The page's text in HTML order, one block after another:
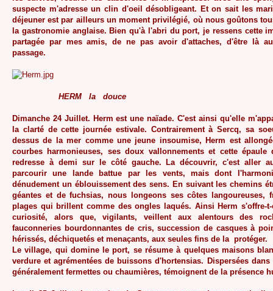
suspecte m'adresse un clin d'oeil désobligeant. Et on sait les
déjeuner est par ailleurs un moment privilégié, où nous goûtons
la gastronomie anglaise. Bien qu'à l'abri du port, je ressens cette
partagée par mes amis, de ne pas avoir d'attaches, d'être là
passage.
HERM la douce
Dimanche 24 Juillet. Herm est une naïade. C'est ainsi qu'elle
la clarté de cette journée estivale. Contrairement à Sercq, sa
dessus de la mer comme une jeune insoumise, Herm est
courbes harmonieuses, ses doux vallonnements et cette
redresse à demi sur le côté gauche. La découvrir, c'est aller
parcourir une lande battue par les vents, mais dont
dénudement un éblouissement des sens. En suivant les chemins
géantes et de fuchsias, nous longeons ses côtes langoureuses,
plages qui brillent comme des ongles laqués. Ainsi Herm s'offre-
curiosité, alors que, vigilants, veillent aux alentours des
fauconneries bourdonnantes de cris, succession de casques à
hérissés, déchiquetés et menaçants, aux seules fins de la protéger.
Le village, qui domine le port, se résume à quelques maisons
verdure et agrémentées de buissons d'hortensias. Dispersées
généralement fermettes ou chaumières, témoignent de la présence